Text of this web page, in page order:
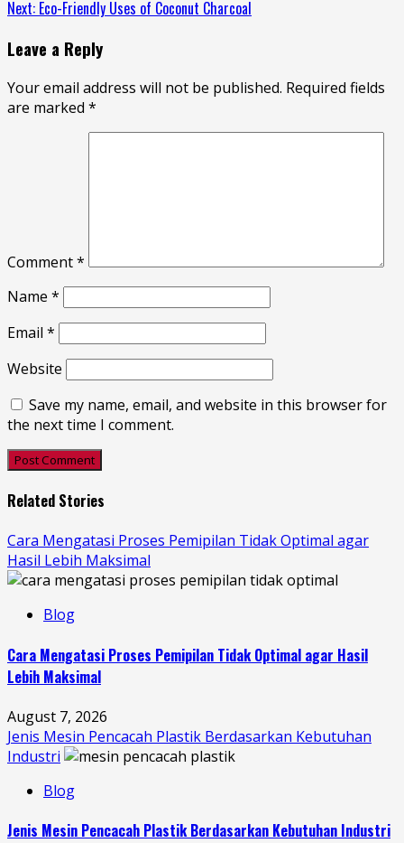
Reading
Next: Eco-Friendly Uses of Coconut Charcoal
Leave a Reply
Your email address will not be published. Required fields
are marked *
Comment*
Name *
Email *
Website
Save my name, email, and website in this browser for
the next time I comment.
Related Stories
Cara Mengatasi Proses Pemipilan Tidak Optimal agar
Hasil Lebih Maksimal
Blog
Cara Mengatasi Proses Pemipilan Tidak Optimal agar Hasil
Lebih Maksimal
August 7, 2026
Jenis Mesin Pencacah Plastik Berdasarkan Kebutuhan
Industri
Blog
Jenis Mesin Pencacah Plastik Berdasarkan Kebutuhan Industri